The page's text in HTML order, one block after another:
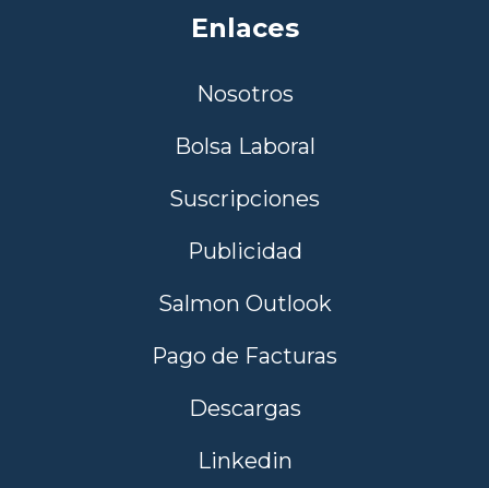
Enlaces
Nosotros
Bolsa Laboral
Suscripciones
Publicidad
Salmon Outlook
Pago de Facturas
Descargas
Linkedin